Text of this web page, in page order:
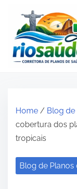
Home / Blog de
cobertura dos
tropicais
Blog de Planos